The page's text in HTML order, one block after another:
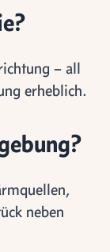
– all
erheblich.
neben